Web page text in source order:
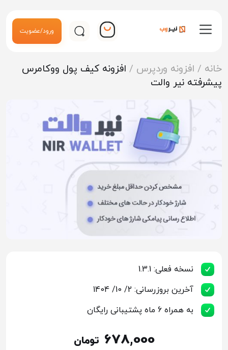
ورود/عضویت
خانه / افزونه وردپرس / افزونه کیف پول ووکامرس
پیشرفته نیر والت
نسخه فعلی: 1.3.1
آخرین بروزرسانی: 2/ 10/ 1404
به همراه 6 ماه پشتیبانی رایگان
678,000 تومان